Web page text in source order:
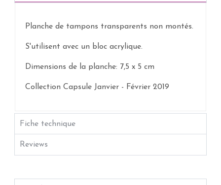
Planche de tampons transparents non montés.
S'utilisent avec un bloc acrylique.
Dimensions de la planche: 7,5 x 5 cm
Collection Capsule Janvier - Février 2019
Fiche technique
Reviews